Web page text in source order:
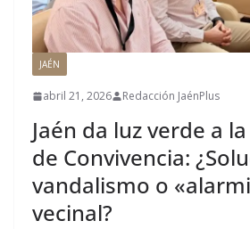
JAÉN
abril 21, 2026 Redacción JaénPlus
Jaén da luz verde a
de Convivencia:
vandalismo o
vecinal?